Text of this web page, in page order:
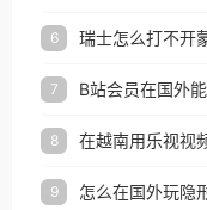
6
7
8
9